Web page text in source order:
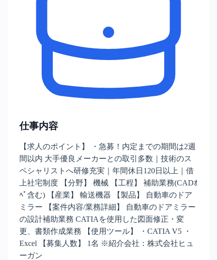
仕事内容
【求人のポイント】 ・急募！内定までの期間は2週
間以内 大手優良メーカーとの取引多数｜技術のス
ペシャリストへ研修充実｜年間休日120日以上｜借
上社宅制度 【分野】 機械 【工程】 補助業務(CADｵ
ﾍﾟ含む) 【産業】 輸送機器 【製品】 自動車のドア
ミラー 【案件内容/業務詳細】 自動車のドアミラー
の設計補助業務 CATIAを使用した図面修正・変
更、書類作成業務 【使用ツール】 ・CATIA V5 ・
Excel 【募集人数】 1名 ※紹介会社：株式会社ヒュ
ーガン